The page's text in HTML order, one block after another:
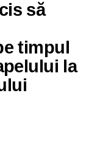
să
timpul
la